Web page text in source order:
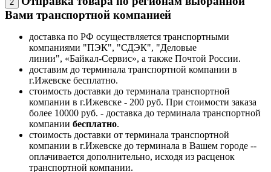
2
Вами транспортной компанией
доставка по РФ осуществляется транспортными
компаниями "ПЭК", "СДЭК", "Деловые
линии", «Байкал-Сервис», а также Почтой России.
доставим до терминала транспортной компании в
г.Ижевске бесплатно.
стоимость доставки до терминала транспортной
компании в г.Ижевске - 200 руб. При стоимости заказа
более 10000 руб. - доставка до терминала транспортной
компании бесплатно.
стоимость доставки от терминала транспортной
компании в г.Ижевске до терминала в Вашем городе --
оплачивается дополнительно, исходя из расценок
транспортной компании.